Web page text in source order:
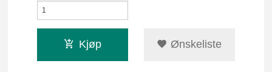
Kjøp Ønskeliste